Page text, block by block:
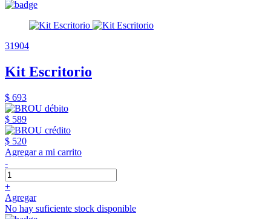
31904
Kit Escritorio
$ 693
$ 589
$ 520
Agregar a mi carrito
-
+
Agregar
No hay suficiente stock disponible